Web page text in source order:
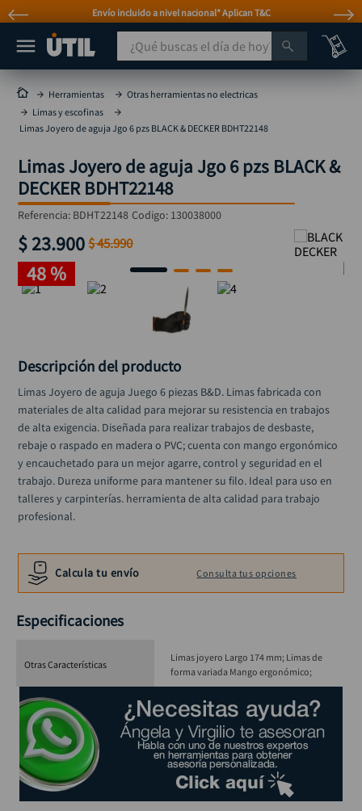
Envío incluido a nivel nacional* Aplican T&C
¿Qué buscas el día de hoy?
Herramientas
Otras herramientas no electricas
Limas y escofinas
Limas Joyero de aguja Jgo 6 pzs BLACK & DECKER BDHT22148
Limas Joyero de aguja Jgo 6 pzs BLACK &
DECKER BDHT22148
Referencia: BDHT22148 Codigo: 130038000
$23.900 $45.990
48 %
Descripción del producto
Limas Joyero de aguja Juego 6 piezas B&D. Limas fabricada con
materiales de alta calidad para mejorar su resistencia en trabajos
de alta exigencia. Diseñada para realizar trabajos de desbaste,
rebaje o raspado en madera o PVC; cuenta con mango ergonómico
y encauchetado para un mejor agarre, control y seguridad en el
trabajo. Dureza uniforme para mantener su filo. Ideal para uso en
talleres y carpinterías. herramienta de alta calidad para trabajo
profesional.
Calcula tu envío Consulta tus opciones
Especificaciones
Otras Características
Limas joyero Largo 174 mm; Limas de
forma variada Mango ergonómico;
MÁS BUSCADOS
taladro
compresor
llave
ruteadora
sierra circular
black decker